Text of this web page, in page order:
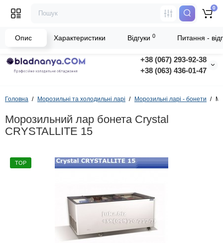
+38 (067) 293-92-38
+38 (063) 436-01-47
0
Головна Морозильні та холодильні ларі Морозильні ларі - бонети
Морозильний лар бонета Crystal
CRYSTALLITE 15
TOP
Опис Характеристики Відгуки 0 Питання -